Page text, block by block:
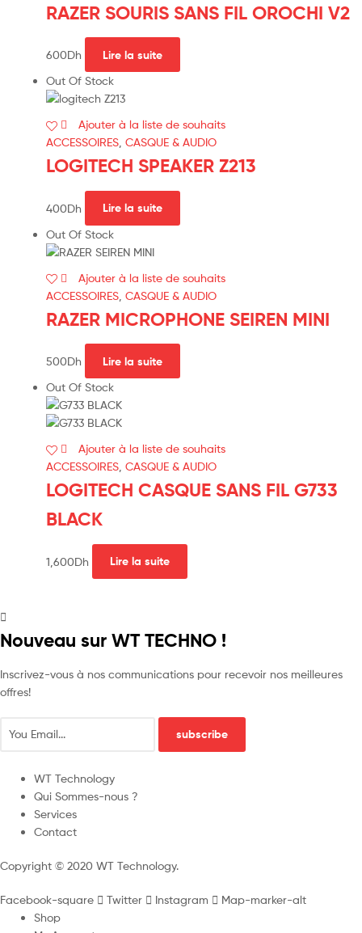
RAZER SOURIS SANS FIL OROCHI V2
600Dh Lire la suite
Out Of Stock
Ajouter à la liste de souhaits
ACCESSOIRES CASQUE & AUDIO
LOGITECH SPEAKER Z213
400Dh Lire la suite
Out Of Stock
Ajouter à la liste de souhaits
ACCESSOIRES CASQUE & AUDIO
RAZER MICROPHONE SEIREN MINI
500Dh Lire la suite
Out Of Stock
Ajouter à la liste de souhaits
ACCESSOIRES CASQUE & AUDIO
LOGITECH CASQUE SANS FIL G733
BLACK
1,600Dh Lire la suite
Nouveau sur WT TECHNO !
Inscrivez-vous à nos communications pour recevoir nos meilleures
offres!
subscribe
WT Technology
Qui Sommes-nous ?
Services
Contact
Copyright © 2020 WT Technology.
Facebook-square Twitter Instagram
Map-marker-alt
Shop